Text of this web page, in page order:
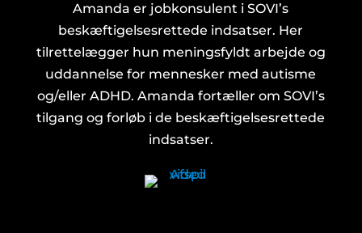
Amanda er jobkonsulent i SOVI’s
beskæftigelsesrettede indsatser. Her
tilrettelægger hun meningsfyldt arbejde og
uddannelse for mennesker med autisme
og/eller ADHD. Amanda fortæller om SOVI’s
tilgang og forløb i de beskæftigelsesrettede
indsatser.